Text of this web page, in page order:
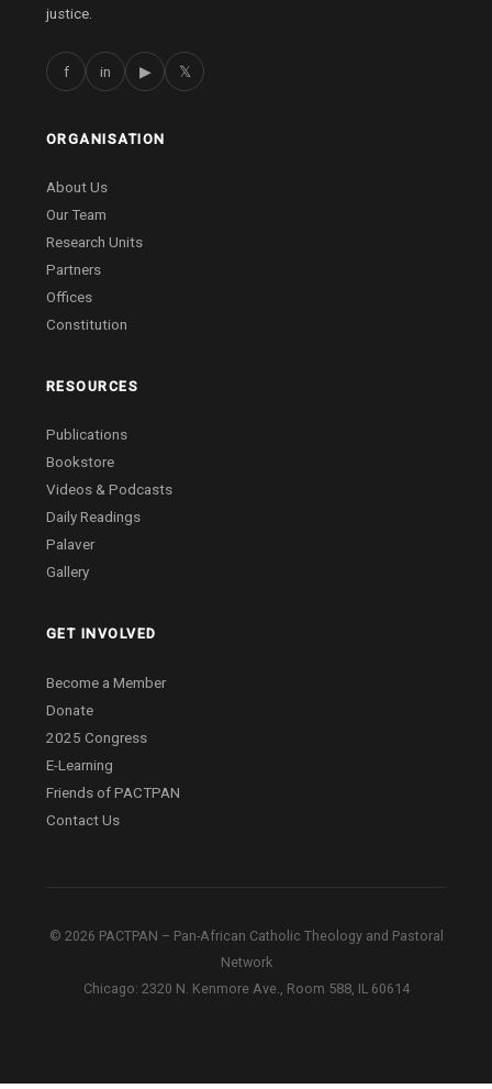
justice.
f in ▶ 𝕏
ORGANISATION
About Us
Our Team
Research Units
Partners
Offices
Constitution
RESOURCES
Publications
Bookstore
Videos & Podcasts
Daily Readings
Palaver
Gallery
GET INVOLVED
Become a Member
Donate
2025 Congress
E-Learning
Friends of PACTPAN
Contact Us
© 2026 PACTPAN – Pan-African Catholic Theology and Pastoral
Network
Chicago: 2320 N. Kenmore Ave., Room 588, IL 60614